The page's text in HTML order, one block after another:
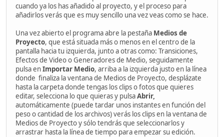
cuando ya los has añadido al proyecto, y el proceso para
añadirlos verás que es muy sencillo una vez veas como se hace.
Una vez abierto el programa abre la pestaña Medios de
Proyecto, que está situada más o menos en el centro de la
pantalla hacia tu izquierda, junto a otras como: Transiciones,
Efectos de Video o Generadores de Medio, seguidamente
pulsa enImportar Medio, arriba a la izquierda justo en la línea
donde finaliza la ventana de Medios de Proyecto, desplázate
hasta la carpeta donde tengas los clips o fotos que quieres
editar, selecciona lo que quieras y pulsaAbrir,
automáticamente (puede tardar unos instantes en función del
peso o cantidad de los archivos) verás los clips en la ventana de
Medios de Proyecto y sólo tendrás que seleccionarlos y
arrastrar hasta la línea de tiempo para empezar su edición.